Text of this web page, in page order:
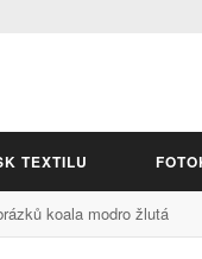
TEXTILU
koala modro žlutá